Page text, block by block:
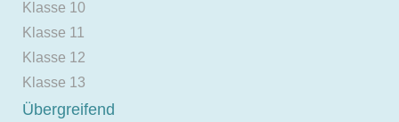
Klasse 10
Klasse 11
Klasse 12
Klasse 13
Übergreifend